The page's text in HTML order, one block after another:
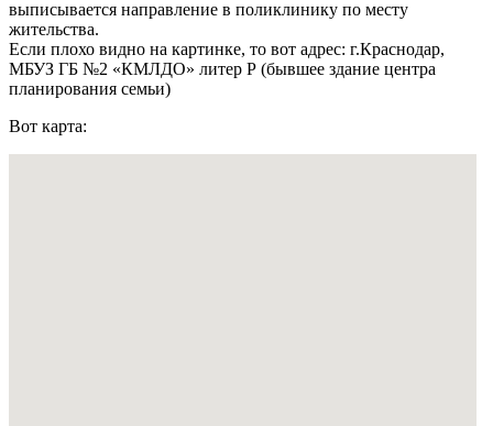
выписывается направление в поликлинику по месту
жительства.
Если плохо видно на картинке, то вот адрес: г.Краснодар,
МБУЗ ГБ №2 «КМЛДО» литер Р (бывшее здание центра
планирования семьи)
Вот карта: